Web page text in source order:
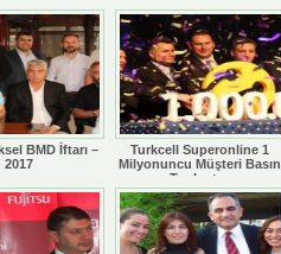
BMD İftarı –
2017
Turkcell Superonline 1
Milyonuncu Müşteri Basın
Toplantısı